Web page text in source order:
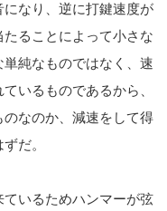
なり、逆に打鍵速度が
ることによって小さな
純なものではなく、速
いるものであるから、
なのか、減速をして得
だ。
いるためハンマーが弦